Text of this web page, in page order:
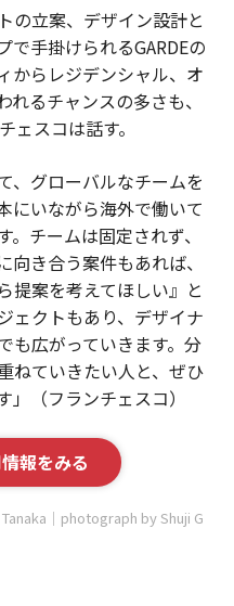
の立案、デザイン設計と
で手掛けられるGARDEの
からレジデンシャル、オ
るチャンスの多さも、
ェスコは話す。
、グローバルなチームを
にいながら海外で働いて
チームは固定されず、
き合う案件もあれば、
提案を考えてほしい』と
ェクトもあり、デザイナ
も広がっていきます。分
ねていきたい人と、ぜひ
（フランチェスコ）
報をみる
｜photograph by Shuji G